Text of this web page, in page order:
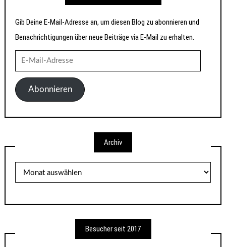
Gib Deine E-Mail-Adresse an, um diesen Blog zu abonnieren und
Benachrichtigungen über neue Beiträge via E-Mail zu erhalten.
Mail-
AdresseAbonnieren
Archiv
Besucher seit 2017